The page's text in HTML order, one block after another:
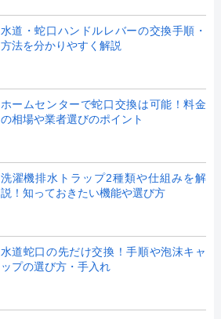
水道・蛇口ハンドルレバーの交換手順・
方法を分かりやすく解説
ホームセンターで蛇口交換は可能！料金
の相場や業者選びのポイント
洗濯機排水トラップ2種類や仕組みを解
説！知っておきたい機能や選び方
水道蛇口の先だけ交換！手順や泡沫キャ
ップの選び方・手入れ